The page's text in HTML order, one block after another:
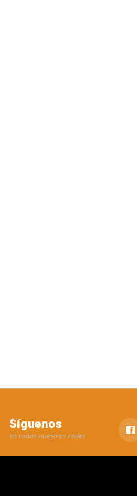
Síguenos
en todas nuestras redes